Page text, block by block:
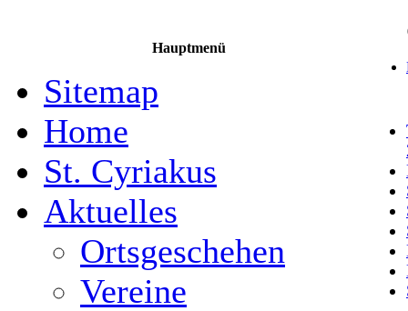
Hauptmenü
Sitemap
Home
St. Cyriakus
Aktuelles
Ortsgeschehen
Vereine